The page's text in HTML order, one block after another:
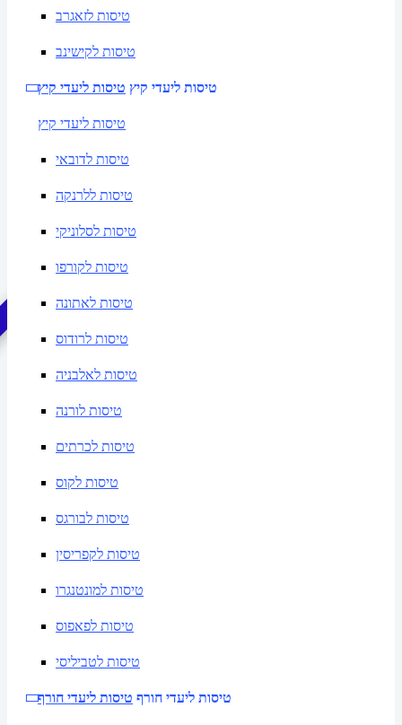
טיסות לזאגרב
טיסות לקישינב
טיסות ליעדי קיץ טיסות ליעדי קיץ
טיסות ליעדי קיץ
טיסות לדובאי
טיסות ללרנקה
טיסות לסלוניקי
טיסות לקורפו
טיסות לאתונה
טיסות לרודוס
טיסות לאלבניה
טיסות לורנה
טיסות לכרתים
טיסות לקוס
טיסות לבורגס
טיסות לקפריסין
טיסות למונטנגרו
טיסות לפאפוס
טיסות לטביליסי
טיסות ליעדי חורף טיסות ליעדי חורף
!